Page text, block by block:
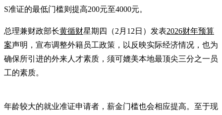
S准证的最低门槛则提高200元至4000元。
总理兼财政部长黄循财星期四（2月12日）发表2026财年预算
案声明，宣布调整外籍员工政策，以反映实际经济情况，也为
确保所引进的外来人才素质，须可媲美本地最顶尖三分之一员
工的素质。
年龄较大的就业准证申请者，薪金门槛也会相应提高。至于现